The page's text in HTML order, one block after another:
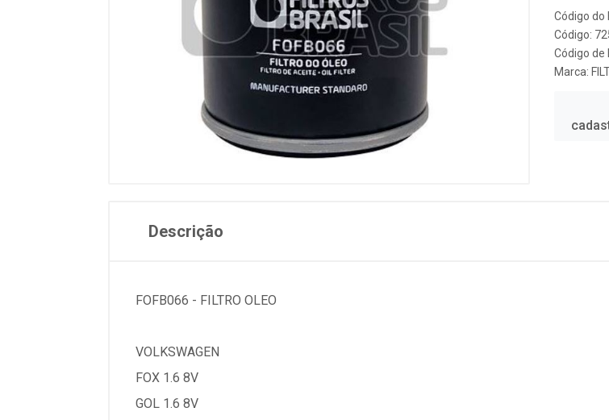
Código do
Código:
Código de
Marca:
Descrição
FOFB066 - FILTRO OLEO
VOLKSWAGEN
FOX 1.6 8V
GOL 1.6 8V